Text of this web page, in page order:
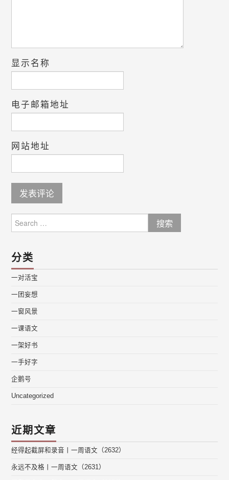
显示名称
电子邮箱地址
网站地址
for:
分类
一对活宝
一团妄想
一窗风景
一课语文
一架好书
一手好字
企鹅号
Uncategorized
近期文章
经得起截屏和录音丨一周语文（2632）
永远不及格丨一周语文（2631）